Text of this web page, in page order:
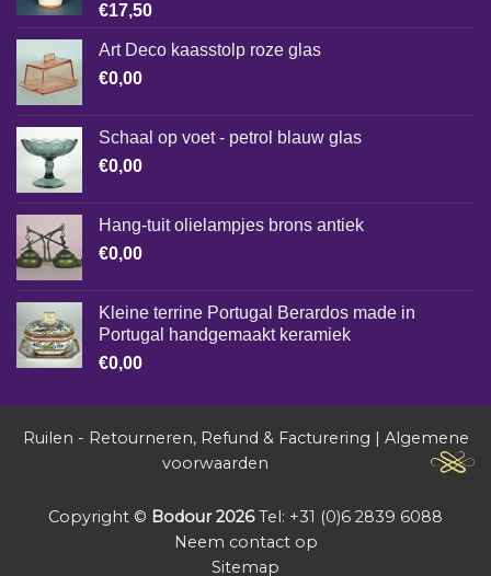
€17,50
Art Deco kaasstolp roze glas
€0,00
Schaal op voet - petrol blauw glas
€0,00
Hang-tuit olielampjes brons antiek
€0,00
Kleine terrine Portugal Berardos made in
Portugal handgemaakt keramiek
€0,00
Ruilen - Retourneren, Refund & Facturering | Algemene
voorwaarden
Copyright © Bodour 2026Tel: +31 (0)6 2839 6088
Neem contact op
Sitemap